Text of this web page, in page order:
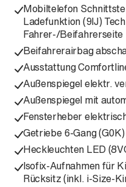
Mobiltelefon
Ladefunktion (9IJ)
Fahrer-/Beifahrerseite
Beifahrerairbag
Ausstattung
Außenspiegel elektr.
Außenspiegel mit
Fensterheber
Getriebe 6-Gang (G0K)
Heckleuchten LED
Isofix-Aufnahmen für
Rücksitz (inkl. i-Size-